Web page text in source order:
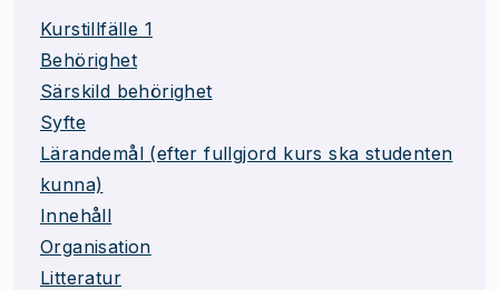
Kurstillfälle 1
Behörighet
Särskild behörighet
Syfte
Lärandemål (efter fullgjord kurs ska studenten
kunna)
Innehåll
Organisation
Litteratur